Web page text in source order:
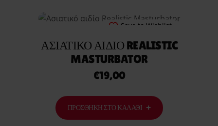
ΣΤΟ
Save to Wishlist
ΑΣΙΑΤΙΚΌ ΑΙΔΊΟ REALISTIC
MASTURBATOR
€19,00
ΠΡΟΣΘΉΚΗ ΣΤΟ ΚΑΛΆΘΙ